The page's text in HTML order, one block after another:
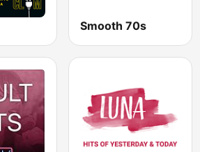
Smooth 70s